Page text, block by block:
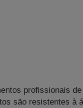
profissionais de
são resistentes à